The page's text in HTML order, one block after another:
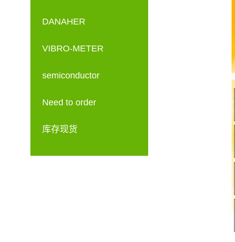
DANAHER
VIBRO-METER
semiconductor
Need to order
库存现货